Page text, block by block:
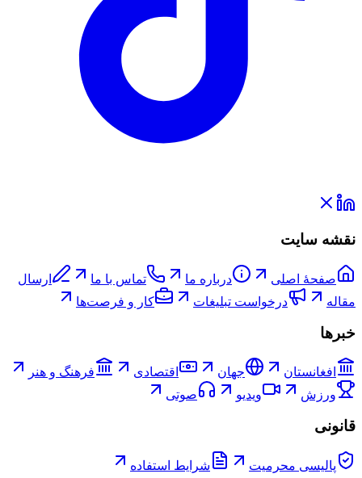
نقشه سایت
صفحۀ اصلی درباره ما تماس با ما
ارسال
مقاله
درخواست تبلیغات کار و فرصت‌ها
خبرها
افغانستان جهان اقتصادی
فرهنگ و هنر
ورزش
ویدیو صوتی
قانونی
پالیسی محرمیت شرایط استفاده